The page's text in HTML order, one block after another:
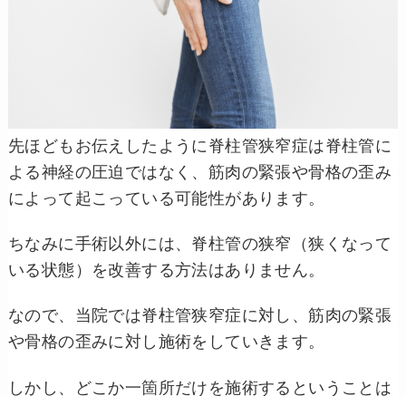
先ほどもお伝えしたように脊柱管狭窄症は脊柱管に
よる神経の圧迫ではなく、筋肉の緊張や骨格の歪み
によって起こっている可能性があります。
ちなみに手術以外には、脊柱管の狭窄（狭くなって
いる状態）を改善する方法はありません。
なので、当院では脊柱管狭窄症に対し、筋肉の緊張
や骨格の歪みに対し施術をしていきます。
しかし、どこか一箇所だけを施術するということは